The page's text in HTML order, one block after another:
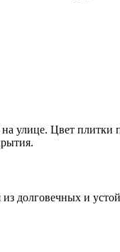
улице. Цвет плитки
долговечных и